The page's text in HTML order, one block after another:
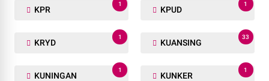
KPR
1
KPUD
1
KRYD
1
KUANSING
33
KUNINGAN
1
KUNKER
1